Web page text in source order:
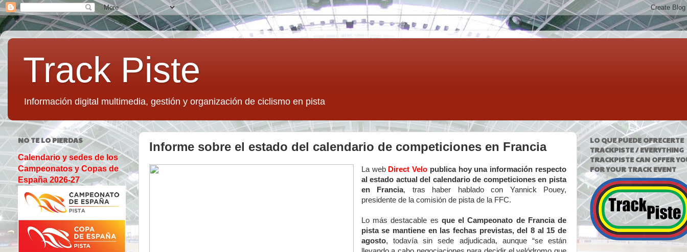
Track Piste
Información digital multimedia, gestión y organización de ciclismo en pista
Informe sobre el estado del calendario de competiciones en Francia
La web Direct Velo publica hoy una información respecto
al estado actual del calendario de competiciones en pista
en Francia, tras haber hablado con Yannick Pouey,
presidente de la comisión de pista de la FFC.
Lo más destacable es que el Campeonato de Francia de
pista se mantiene en las fechas previstas, del 8 al 15 de
agosto, todavía sin sede adjudicada, aunque “se están
NO TE LO PIERDAS
Calendario y sedes de los
Campeonatos y Copas de
España 2026-27
LO QUE PUEDE OFRECERTE
TRACKPISTE / EVERYTHING
TRACKPISTE CAN OFFER
FOR YOUR TRACK EVENT